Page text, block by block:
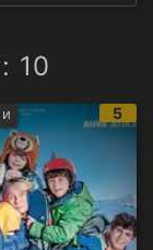
10
5